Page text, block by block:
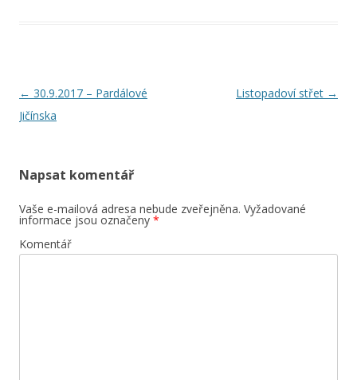
Navigace
pro
← 30.9.2017 – Pardálové
Jičínska
Listopadoví střet →
Napsat komentář
Vaše e-mailová adresa nebude zveřejněna. Vyžadované
informace jsou označeny *
Komentář